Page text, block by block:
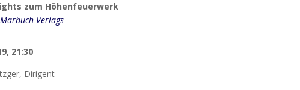
zum Höhenfeuerwerk
Verlags
21:30
Dirigent